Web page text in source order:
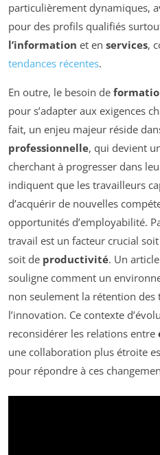
particulièrement dynamiques,
pour des profils qualifiés
l’information et en services,
tendances récentes.
En outre, le besoin de
pour s’adapter aux exigences
fait, un enjeu majeur réside
professionnelle, qui devient
cherchant à progresser dans
indiquent que les travailleurs
d’acquérir de nouvelles
opportunités d’employabilité.
travail est un facteur crucial
soit de productivité. Un
souligne comment un
non seulement la rétention des
l’innovation. Ce contexte
reconsidérer les relations entre
une collaboration plus étroite
pour répondre à ces